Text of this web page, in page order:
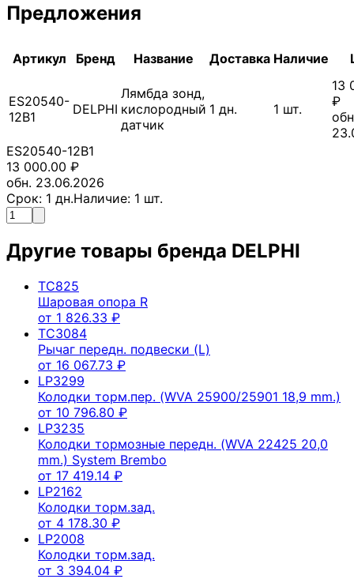
Предложения
Артикул Бренд Название Доставка Наличие
ES20540-
12B1
DELPHI
Лямбда зонд,
кислородный
датчик
1 дн. 1 шт.
13
₽
ES20540-12B1
13 000.00 ₽
обн. 23.06.2026
Срок: 1 дн.Наличие: 1 шт.
Другие товары бренда DELPHI
TC825
Шаровая опора R
от 1 826.33 ₽
TC3084
Рычаг передн. подвески (L)
от 16 067.73 ₽
LP3299
Колодки торм.пер. (WVA 25900/25901 18,9 mm.)
от 10 796.80 ₽
LP3235
Колодки тормозные передн. (WVA 22425 20,0
mm.) System Brembo
от 17 419.14 ₽
LP2162
Колодки торм.зад.
от 4 178.30 ₽
LP2008
Колодки торм.зад.
от 3 394.04 ₽